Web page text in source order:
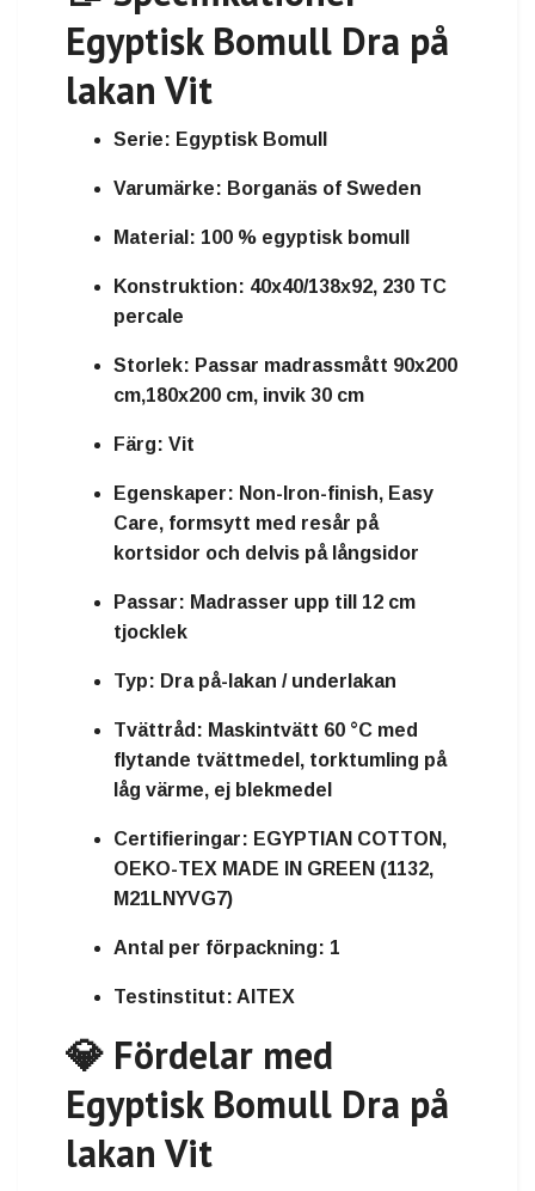
Egyptisk Bomull Dra på
lakan Vit
Serie: Egyptisk Bomull
Varumärke: Borganäs of Sweden
Material: 100 % egyptisk bomull
Konstruktion: 40x40/138x92, 230 TC
percale
Storlek: Passar madrassmått 90x200
cm,180x200 cm, invik 30 cm
Färg: Vit
Egenskaper: Non-Iron-finish, Easy
Care, formsytt med resår på
kortsidor och delvis på långsidor
Passar: Madrasser upp till 12 cm
tjocklek
Typ: Dra på-lakan / underlakan
Tvättråd: Maskintvätt 60 °C med
flytande tvättmedel, torktumling på
låg värme, ej blekmedel
Certifieringar: EGYPTIAN COTTON,
OEKO-TEX MADE IN GREEN (1132,
M21LNYVG7)
Antal per förpackning: 1
Testinstitut: AITEX
💎 Fördelar med
Egyptisk Bomull Dra på
lakan Vit